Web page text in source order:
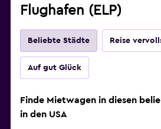
Flughafen (ELP)
Beliebte Städte Reise
Auf gut Glück
Finde Mietwagen in diesen
in den USA